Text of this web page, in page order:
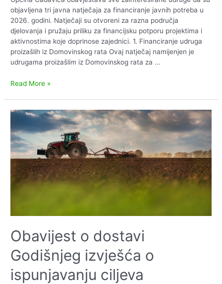
objavljena tri javna natječaja za financiranje javnih potreba u
2026. godini. Natječaji su otvoreni za razna područja
djelovanja i pružaju priliku za financijsku potporu projektima i
aktivnostima koje doprinose zajednici. 1. Financiranje udruga
proizašlih iz Domovinskog rata Ovaj natječaj namijenjen je
udrugama proizašlim iz Domovinskog rata za …
Objavljeni
za
–
2026.
godina
Read More »
Obavijest o dostavi
Godišnjeg izvješća o
ispunjavanju ciljeva